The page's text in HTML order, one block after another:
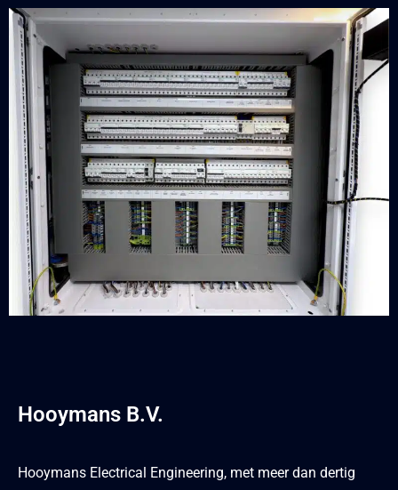
Hooymans B.V.
Hooymans Electrical Engineering, met meer dan dertig